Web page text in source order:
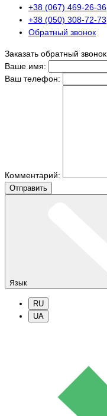
+38 (067) 469-26-36
+38 (050) 308-72-73
Обратный звонок
Заказать обратный звонок
Ваше имя:
Ваш телефон:
Комментарий:
Отправить
Язык
RU
UA